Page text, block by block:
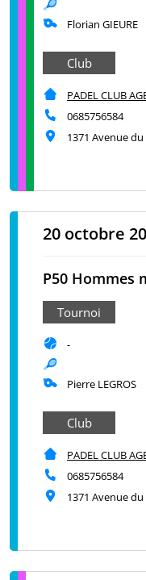
Florian GIEURE
Club
PADEL CLUB
0685756584
1371 Avenue du
20 octobre
P50 Hommes
Tournoi
-
Pierre LEGROS
Club
PADEL CLUB
0685756584
1371 Avenue du